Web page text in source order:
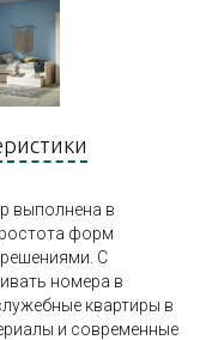
выполнена в
форм
С
номера в
квартиры в
и современные